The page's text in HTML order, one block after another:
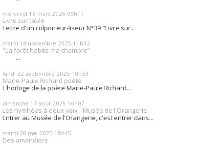
mercredi 18 mars 2026 09h17
Livre sur table
Lettre d'un colporteur-liseur N°39 "Livre sur...
mardi 18 novembre 2025 11h33
"La forêt habite ma chambre”
...
lundi 22 septembre 2025 18h33
Marie-Paule Richard poète
L'horloge de la poète Marie-Paule Richard...
dimanche 17 août 2025 16h07
Les nymhéas à deux voix - Musée de l'Orangerie
Entrer au Musée de l'Orangerie, c'est entrer dans...
mardi 20 mai 2025 18h45
Des amandiers